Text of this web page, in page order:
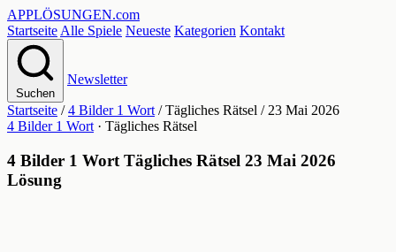
APPLÖSUNGEN.com
Startseite Alle Spiele Neueste Kategorien Kontakt
Suchen
Newsletter
Startseite / 4 Bilder 1 Wort / Tägliches Rätsel / 23 Mai 2026
4 Bilder 1 Wort · Tägliches Rätsel
4 Bilder 1 Wort Tägliches Rätsel 23 Mai 2026
Lösung